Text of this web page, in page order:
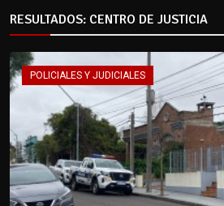
RESULTADOS: CENTRO DE JUSTICIA
POLICIALES Y JUDICIALES